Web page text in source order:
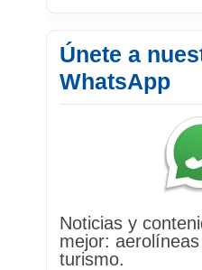
Únete a
WhatsApp
Noticias y
mejor:
turismo.